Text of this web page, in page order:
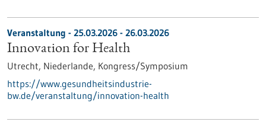
Veranstaltung - 25.03.2026 - 26.03.2026
Innovation for Health
Utrecht, Niederlande, Kongress/Symposium
https://www.gesundheitsindustrie-
bw.de/veranstaltung/innovation-health